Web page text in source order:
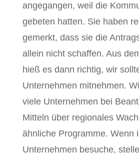
angegangen, weil die
gebeten hatten. Sie haben
gemerkt, dass sie die
allein nicht schaffen. Aus
hieß es dann richtig, wir
Unternehmen mitnehmen.
viele Unternehmen bei
Mitteln über regionales
ähnliche Programme. Wenn
Unternehmen besuche,